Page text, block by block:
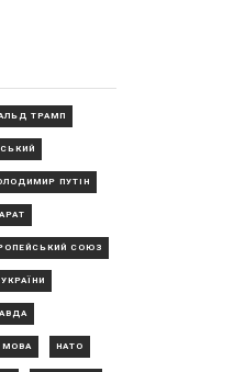
ТРАМП
ПУТІН
СОЮЗ
МОВА НАТО